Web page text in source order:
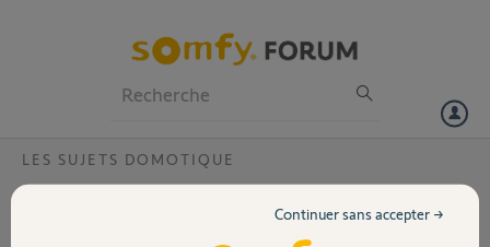
Volet
LES SUJETS DOMOTIQUE
Comment commander un moteur porte
garage europro700 via ma tahoma mini
Continuer sans accepter →